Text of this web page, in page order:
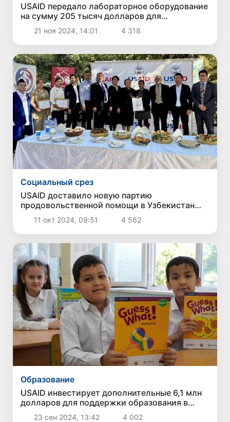
USAID передало лабораторное оборудование
на сумму 205 тысяч долларов для
укрепления сельскохозяйственной
безопасности в Узбекистане
21 ноя 2024, 14:01 4 318
Социальный срез
USAID доставило новую партию
продовольственной помощи в Узбекистан
для поддержки уязвимого населения
11 окт 2024, 09:51 4 562
Образование
USAID инвестирует дополнительные 6,1 млн
долларов для поддержки образования в
Узбекистане
23 сен 2024, 13:42 4 002